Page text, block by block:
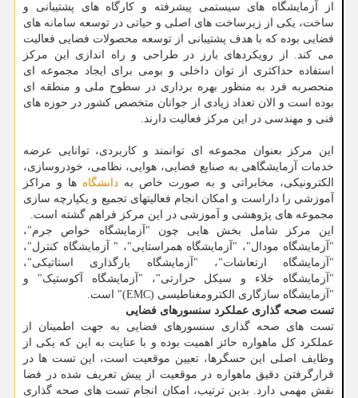
از آزمایشگاه های سیستمی پیشرفته و کارگاه های پشتیبانی و
ساخت، یکی از زیرساخت های اصلی و حیاتی در توسعه سامانه های
فضایی بوده که با هدف پشتیبانی از توسعه محصولات فضایی فعالیت
می کند. از رویکردهای بارز در طراحی و راه اندازی این مرکز
استفاده حداکثری از توان داخلی و بومی برای ایجاد مجموعه ای
منحصربه فرد به منظور بهره برداری در سطوح ملی و منطقه ای
بوده است و الان تعداد زیادی از جوانان متخصص کشور در حوزه های
فنی و مهندسی در این مرکز فعالیت دارند.
این مرکز بعنوان مجموعه ای توانمند و کاربردی، توانایی عرضه
خدمات آزمایشگاهی به صنایع فضایی، هوایی، نظامی، خودروسازی،
الکترونیکی، مخابراتی و به صورت خاص به دانشگاه ها و مراکز
آموزشی را داراست و امکان انجام فعالیتهای تجمیع و یکپارچه سازی
مجموعه های پژوهشی و آموزشی در این مرکز فراهم گشته است.
این مرکز شامل بخش هایی چون "آزمایشگاه خواص جرم"،
"آزمایشگاه مودال"، "آزمایشگاه همراستایی"، " آزمایشگاه کنترل"،
"آزمایشگاه ارتعاشات"، "آزمایشگاه بارگذاری استاتیکی"،
"آزمایشگاه خلاء و سیکل حرارتی"، "آزمایشگاه آکوستیک" و
"آزمایشگاه سازگاری الکترومغناطیسی (EMC)" است.
تست صحه گذاری عملکرد سنسورهای فضایی
تست های صحه گذاری سنسورهای فضایی به جهت اطمینان از
عملکرد کل ماهواره حائز اهمیت بوده و با عنایت به این که یکی از
وظایف اصلی این حسگرها، تعیین موقعیت است، این تست ها در
قرارگرفتن دقیق ماهواره در موقعیت از پیش تعریف شده در فضا
نقش مهمی دارد. بدین ترتیب، امکان انجام تست های صحه گذاری